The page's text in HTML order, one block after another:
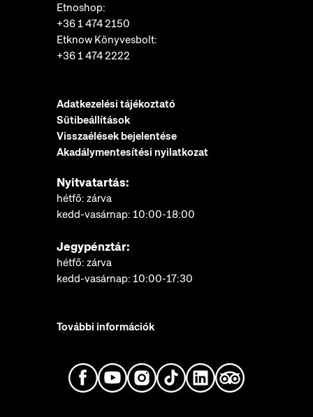
Etnoshop:
+36 1 474 2150
Etknow Könyvesbolt:
+36 1 474 2222
Adatkezelési tájékoztató
Sütibeállítások
Visszaélések bejelentése
Akadálymentesítési nyilatkozat
Nyitvatartás:
hétfő: zárva
kedd-vasárnap: 10:00-18:00
Jegypénztár:
hétfő: zárva
kedd-vasárnap: 10:00-17:30
További információk